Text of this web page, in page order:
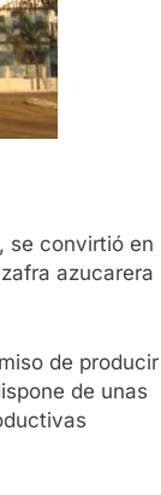
se convirtió en
azucarera
de producir
de unas